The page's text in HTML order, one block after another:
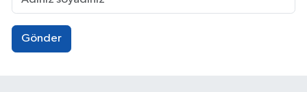
Gönder